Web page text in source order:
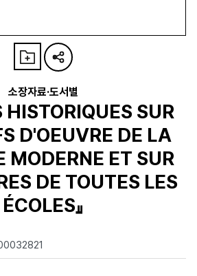
소장자료·도서별
HISTORIQUES SUR
D'OEUVRE DE LA
MODERNE ET SUR
DE TOUTES LES
ÉCOLES』